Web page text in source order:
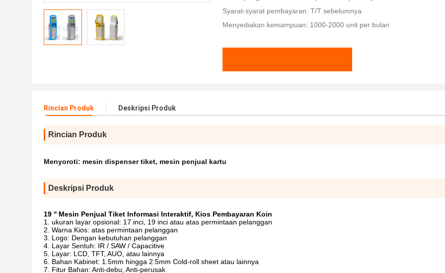
Syarat-syarat pembayaran: T/T sebelumnya
Menyediakan kemampuan: 1000-2000 unit per bulan
Rincian Produk Deskripsi Produk
Rincian Produk
Menyoroti: mesin dispenser tiket, mesin penjual kartu
Deskripsi Produk
19 '' Mesin Penjual Tiket Informasi Interaktif, Kios Pembayaran Koin
ukuran layar opsional: 17 inci, 19 inci atau atas permintaan pelanggan
Warna Kios: atas permintaan pelanggan
Logo: Dengan kebutuhan pelanggan
Layar Sentuh: IR / SAW / Capacitive
Layar: LCD, TFT, AUO, atau lainnya
Bahan Kabinet: 1.5mm hingga 2.5mm Cold-roll sheet atau lainnya
Fitur Bahan: Anti-debu, Anti-perusak